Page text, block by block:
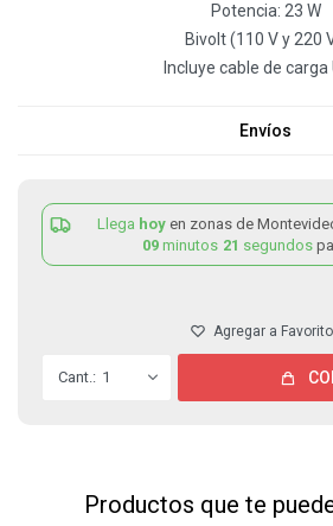
Potencia: 23 W
Bivolt (110 V y 220
Incluye cable de carga
Envíos
Llega hoy en zonas de
09 minutos 21 segundos
1
Productos que te